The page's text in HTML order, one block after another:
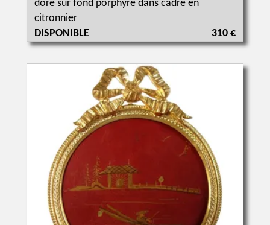
doré sur fond porphyre dans cadre en
citronnier
DISPONIBLE
310 €